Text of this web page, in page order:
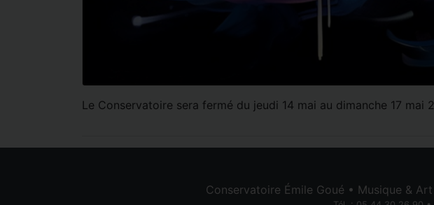
Le Conservatoire sera fermé du jeudi 14 mai au dimanche 17 mai
Conservatoire Émile Goué • Musique &